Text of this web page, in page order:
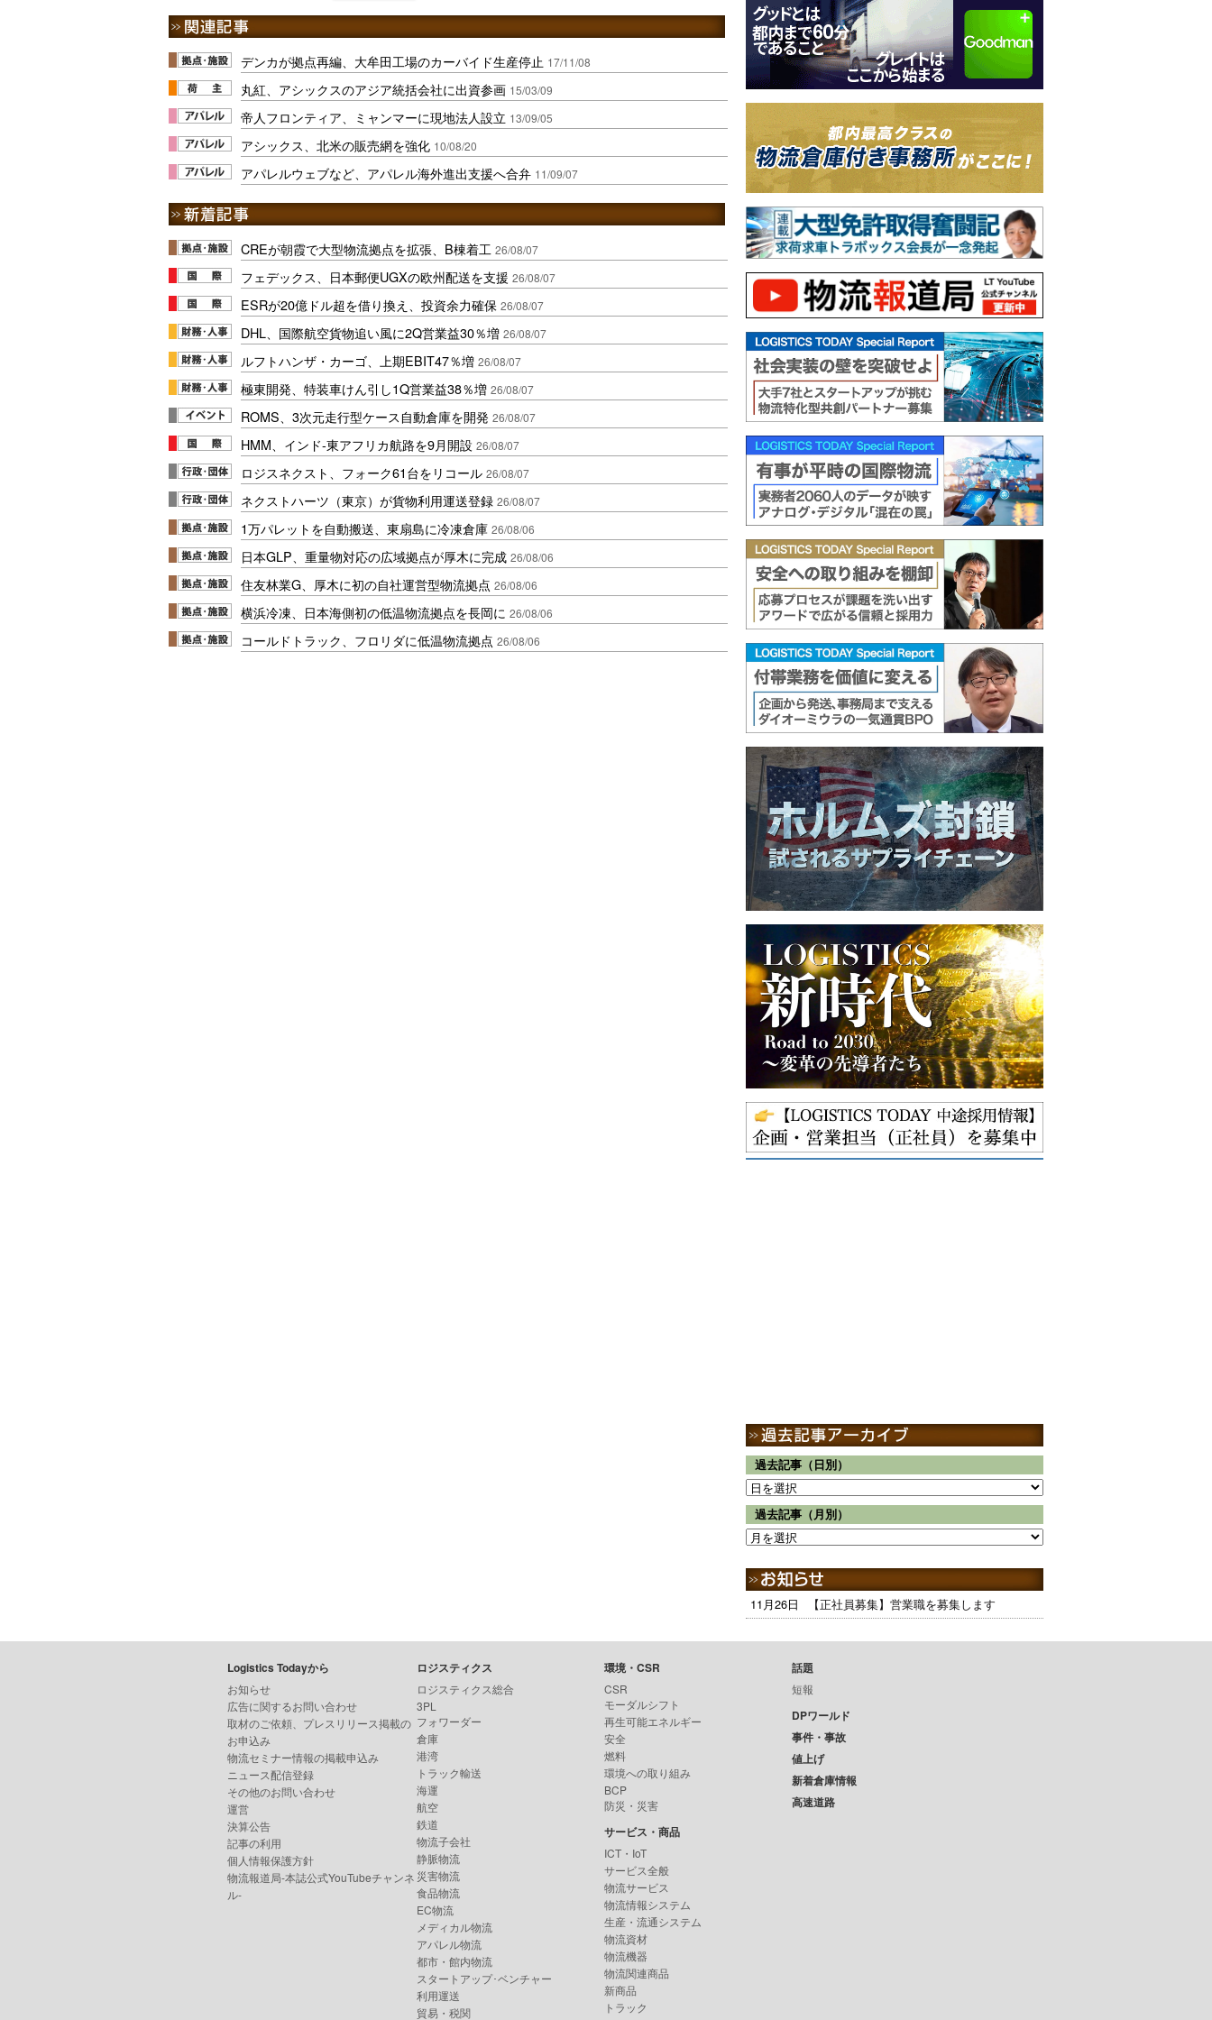
デンカが拠点再編、大牟田工場のカーバイド生産停止 17/11/08
丸紅、アシックスのアジア統括会社に出資参画 15/03/09
帝人フロンティア、ミャンマーに現地法人設立 13/09/05
アシックス、北米の販売網を強化 10/08/20
アパレルウェブなど、アパレル海外進出支援へ合弁 11/09/07
CREが朝霞で大型物流拠点を拡張、B棟着工 26/08/07
フェデックス、日本郵便UGXの欧州配送を支援 26/08/07
ESRが20億ドル超を借り換え、投資余力確保 26/08/07
DHL、国際航空貨物追い風に2Q営業益30％増 26/08/07
ルフトハンザ・カーゴ、上期EBIT47％増 26/08/07
極東開発、特装車けん引し1Q営業益38％増 26/08/07
ROMS、3次元走行型ケース自動倉庫を開発 26/08/07
HMM、インド-東アフリカ航路を9月開設 26/08/07
ロジスネクスト、フォーク61台をリコール 26/08/07
ネクストハーツ（東京）が貨物利用運送登録 26/08/07
1万パレットを自動搬送、東扇島に冷凍倉庫 26/08/06
日本GLP、重量物対応の広域拠点が厚木に完成 26/08/06
住友林業G、厚木に初の自社運営型物流拠点 26/08/06
横浜冷凍、日本海側初の低温物流拠点を長岡に 26/08/06
コールドトラック、フロリダに低温物流拠点 26/08/06
過去記事（日別）
過去記事（月別）
11月26日 【正社員募集】営業職を募集します
Logistics Todayから
お知らせ
広告に関するお問い合わせ
取材のご依頼、プレスリリース掲載の
お申込み
物流セミナー情報の掲載申込み
ニュース配信登録
その他のお問い合わせ
運営
決算公告
記事の利用
個人情報保護方針
物流報道局-本誌公式YouTubeチャンネ
ル-
ロジスティクス
ロジスティクス総合
3PL
フォワーダー
倉庫
港湾
トラック輸送
海運
航空
鉄道
物流子会社
静脈物流
災害物流
食品物流
EC物流
メディカル物流
アパレル物流
都市・館内物流
スタートアップ･ベンチャー
利用運送
貿易・税関
環境・CSR
CSR
モーダルシフト
再生可能エネルギー
安全
燃料
環境への取り組み
BCP
防災・災害
サービス・商品
ICT・IoT
サービス全般
物流サービス
物流情報システム
生産・流通システム
物流資材
物流機器
物流関連商品
新商品
トラック
話題
短報
DPワールド
事件・事故
値上げ
新着倉庫情報
高速道路